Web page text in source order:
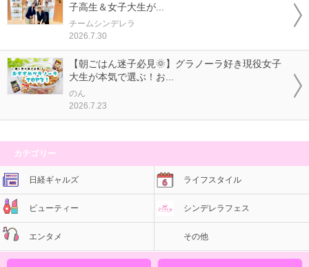
子高生＆女子大生が...
チームシンデレラ
2026.7.30
【朝ごはん迷子必見🌞】グラノーラ好き現役女子
大生が本気で選ぶ！お...
のん
2026.7.23
カテゴリー
日経ギャルズ ライフスタイル
ビューティー シンデレラフェス
エンタメ その他